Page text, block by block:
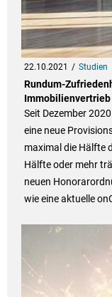
22.10.2021 Studien
Rundum-
Immobilienvertrieb
Seit Dezember
eine neue
maximal die Hälfte
Hälfte oder mehr
neuen
wie eine aktuelle